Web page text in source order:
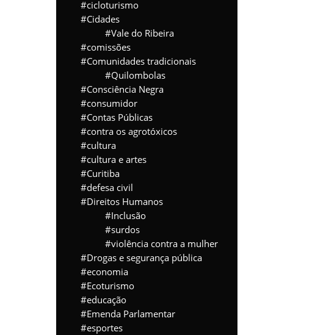
cicloturismo
Cidades
Vale do Ribeira
comissões
Comunidades tradicionais
Quilombolas
Consciência Negra
consumidor
Contas Públicas
contra os agrotóxicos
cultura
cultura e artes
Curitiba
defesa civil
Direitos Humanos
Inclusão
surdos
violência contra a mulher
Drogas e segurança pública
economia
Ecoturismo
educação
Emenda Parlamentar
esportes